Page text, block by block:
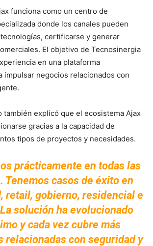
funciona como un centro de
donde los canales pueden
certificarse y generar
El objetivo de Tecnosinergia
en una plataforma
impulsar negocios relacionados con
también explicó que el ecosistema Ajax
gracias a la capacidad de
tipos de proyectos y necesidades.
prácticamente en todas las
Tenemos casos de éxito en
retail, gobierno, residencial e
solución ha evolucionado
y cada vez cubre más
relacionadas con seguridad y